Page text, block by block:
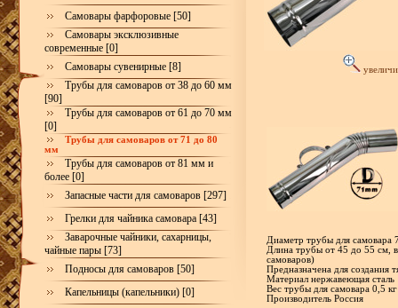
Самовары фарфоровые [50]
Самовары эксклюзивные
современные [0]
Самовары сувенирные [8]
Трубы для самоваров от 38 до 60 мм
[90]
Трубы для самоваров от 61 до 70 мм
[0]
Трубы для самоваров от 71 до 80
мм
Трубы для самоваров от 81 мм и
более [0]
Запасные части для самоваров [297]
Грелки для чайника самовара [43]
Заварочные чайники, сахарницы,
чайные пары [73]
Подносы для самоваров [50]
Капельницы (капельники) [0]
Диаметр трубы для самовара
Длина трубы от 45 до 55 см, в
самоваров)
Предназначена для создания
Материал нержавеющая сталь
Вес трубы для самовара 0,5 кг
Производитель Россия